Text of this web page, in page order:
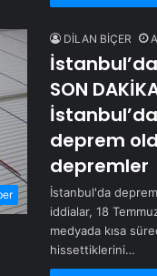
DİLAN BİÇER
SON
deprem
depremler
İstanbul'da
iddialar, 18
medyada kısa
hissettiklerini…